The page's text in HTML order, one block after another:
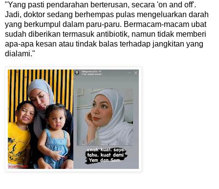
"Yang pasti pendarahan berterusan, secara 'on and off'.
Jadi, doktor sedang berhempas pulas mengeluarkan darah
yang berkumpul dalam paru-paru. Bermacam-macam ubat
sudah diberikan termasuk antibiotik, namun tidak memberi
apa-apa kesan atau tindak balas terhadap jangkitan yang
dialami."